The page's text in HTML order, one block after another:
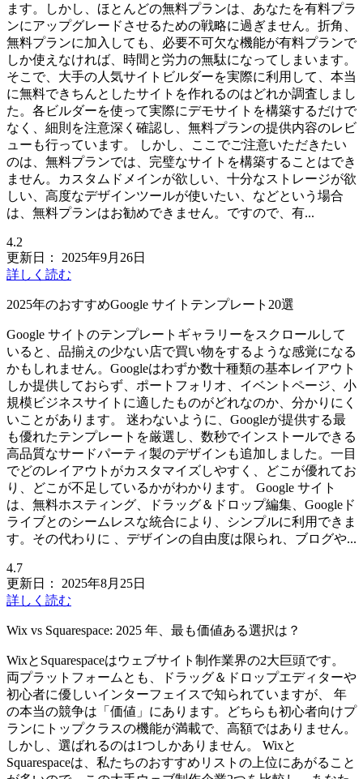
ます。しかし、ほとんどの無料プランは、あなたを有料プラ
ンにアップグレードさせるための戦略に過ぎません。折角、
無料プランに加入しても、必要不可欠な機能が有料プランで
しか使えなければ、時間と労力の無駄になってしまいます。
そこで、大手の人気サイトビルダーを実際に利用して、本当
に無料できちんとしたサイトを作れるのはどれか調査しまし
た。各ビルダーを使って実際にデモサイトを構築するだけで
なく、細則を注意深く確認し、無料プランの提供内容のレビ
ューも行っています。 しかし、ここでご注意いただきたい
のは、無料プランでは、完璧なサイトを構築することはでき
ません。カスタムドメインが欲しい、十分なストレージが欲
しい、高度なデザインツールが使いたい、などという場合
は、無料プランはお勧めできません。ですので、有...
4.2
更新日：
2025年9月26日
詳しく読む
2025年のおすすめGoogle サイトテンプレート20選
Google サイトのテンプレートギャラリーをスクロールして
いると、品揃えの少ない店で買い物をするような感覚になる
かもしれません。Googleはわずか数十種類の基本レイアウト
しか提供しておらず、ポートフォリオ、イベントページ、小
規模ビジネスサイトに適したものがどれなのか、分かりにく
いことがあります。 迷わないように、Googleが提供する最
も優れたテンプレートを厳選し、数秒でインストールできる
高品質なサードパーティ製のデザインも追加しました。一目
でどのレイアウトがカスタマイズしやすく、どこが優れてお
り、どこが不足しているかがわかります。 Google サイト
は、無料ホスティング、ドラッグ＆ドロップ編集、Googleド
ライブとのシームレスな統合により、シンプルに利用できま
す。その代わりに 、デザインの自由度は限られ、ブログや...
4.7
更新日：
2025年8月25日
詳しく読む
Wix vs Squarespace: 2025 年、最も価値ある選択は？
WixとSquarespaceはウェブサイト制作業界の2大巨頭です。
両プラットフォームとも、ドラッグ＆ドロップエディターや
初心者に優しいインターフェイスで知られていますが、 年
の本当の競争は「価値」にあります。どちらも初心者向けプ
ランにトップクラスの機能が満載で、高額ではありません。
しかし、選ばれるのは1つしかありません。 Wixと
Squarespaceは、私たちのおすすめリストの上位にあがること